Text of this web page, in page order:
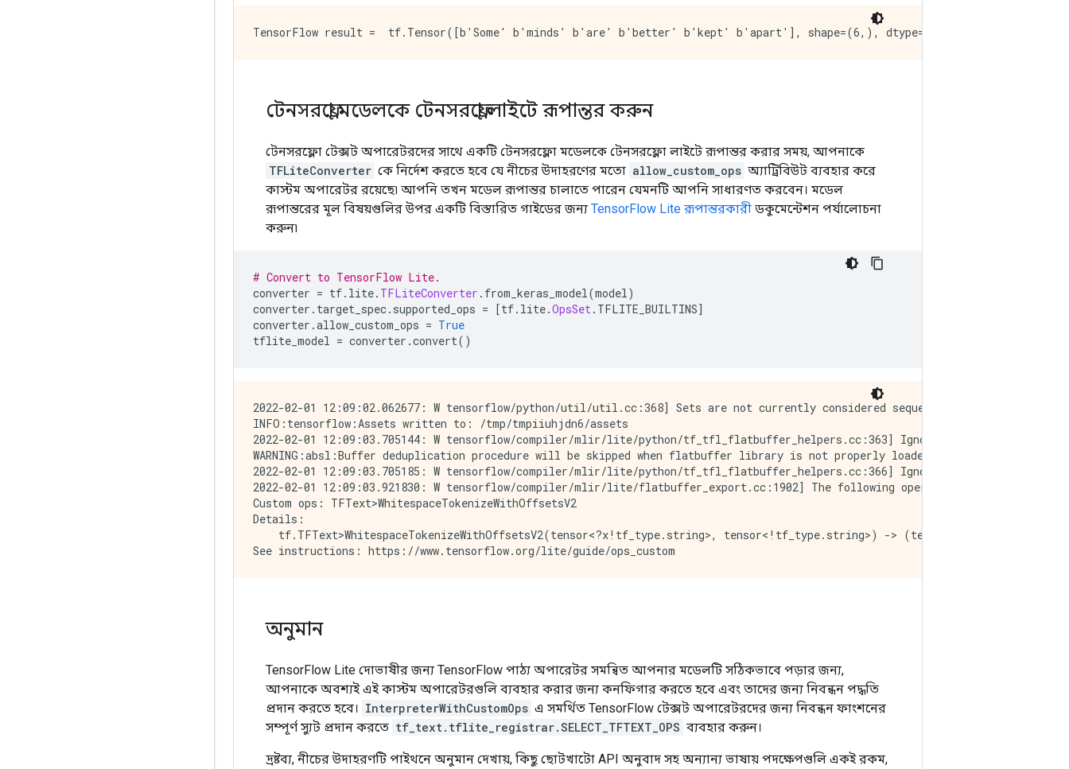
টেনসরফ্লো মডেলকে টেনসরফ্লো লাইটে রূপান্তর করুন
টেনসরফ্লো টেক্সট অপারেটরদের সাথে একটি টেনসরফ্লো মডেলকে টেনসরফ্লো লাইটে রূপান্তর করার সময়, আপনাকে
TFLiteConverter কে নির্দেশ করতে হবে যে নীচের উদাহরণের মতো allow_custom_ops অ্যাট্রিবিউট ব্যবহার করে
কাস্টম অপারেটর রয়েছে৷ আপনি তখন মডেল রূপান্তর চালাতে পারেন যেমনটি আপনি সাধারণত করবেন। মডেল
রূপান্তরের মূল বিষয়গুলির উপর একটি বিস্তারিত গাইডের জন্য TensorFlow Lite রূপান্তরকারী ডকুমেন্টেশন পর্যালোচনা
করুন৷
# Convert to TensorFlow Lite.
converter = tf. lite. TFLiteConverter . from_keras_model(model)
converter . target_spec. supported_ops = [tf. lite.OpsSet. TFLITE_BUILTINS]
converter .allow_custom_ops = True
tflite_model = converter .convert()
2022-02-01 12:09:02.062677: W tensorflow/python/util/util.cc:368] Sets are not currently considered sequences, but this may
INFO:tensorflow:Assets written to: /tmp/tmpiiuhjdn6/assets
2022-02-01 12:09:03.705144: W tensorflow/compiler/mlir/lite/python/tf_tfl_flatbuffer_helpers.cc:363] Ignored output_format.
WARNING:absl:Buffer deduplication procedure will be skipped when flatbuffer library is not properly loaded
2022-02-01 12:09:03.705185: W tensorflow/compiler/mlir/lite/python/tf_tfl_flatbuffer_helpers.cc:366] Ignored
2022-02-01 12:09:03.921830: W tensorflow/compiler/mlir/lite/flatbuffer_export.cc:1902] The following operation(s) need TFLite
Custom ops: TFText>WhitespaceTokenizeWithOffsetsV2
Details:
tf.TFText>WhitespaceTokenizeWithOffsetsV2(tensor<?x!tf_type.string>, tensor<!tf_type.string>) ->
অনুমান
TensorFlow Lite দোভাষীর জন্য TensorFlow পাঠ্য অপারেটর সমন্বিত আপনার মডেলটি সঠিকভাবে পড়ার জন্য,
আপনাকে অবশ্যই এই কাস্টম অপারেটরগুলি ব্যবহার করার জন্য কনফিগার করতে হবে এবং তাদের জন্য নিবন্ধন পদ্ধতি
প্রদান করতে হবে। InterpreterWithCustomOps এ সমর্থিত TensorFlow টেক্সট অপারেটরদের জন্য নিবন্ধন ফাংশনের
সম্পূর্ণ স্যুট প্রদান করতে tf_text.tflite_registrar.SELECT_TFTEXT_OPS ব্যবহার করুন।
দ্রষ্টব্য, নীচের উদাহরণটি পাইথনে অনুমান দেখায়, কিছু ছোটখাটো API অনুবাদ সহ অন্যান্য ভাষায় পদক্ষেপগুলি একই রকম,